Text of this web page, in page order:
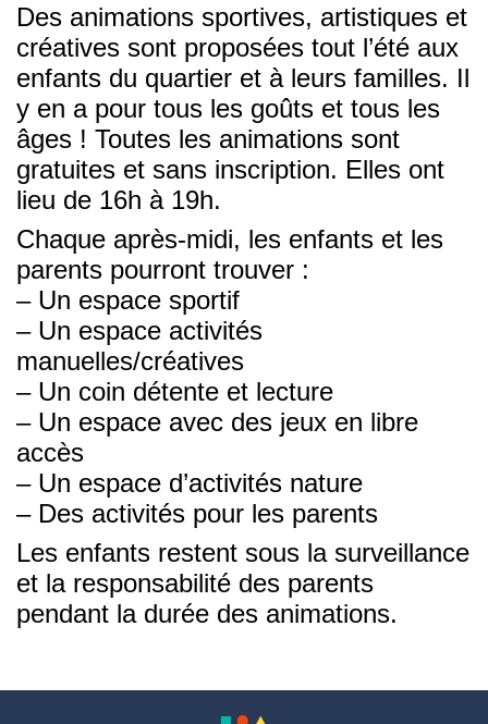
Des animations sportives, artistiques et
créatives sont proposées tout l’été aux
enfants du quartier et à leurs familles. Il
y en a pour tous les goûts et tous les
âges ! Toutes les animations sont
gratuites et sans inscription. Elles ont
lieu de 16h à 19h.
Chaque après-midi, les enfants et les
parents pourront trouver :
– Un espace sportif
– Un espace activités
manuelles/créatives
– Un coin détente et lecture
– Un espace avec des jeux en libre
accès
– Un espace d’activités nature
– Des activités pour les parents
Les enfants restent sous la surveillance
et la responsabilité des parents
pendant la durée des animations.